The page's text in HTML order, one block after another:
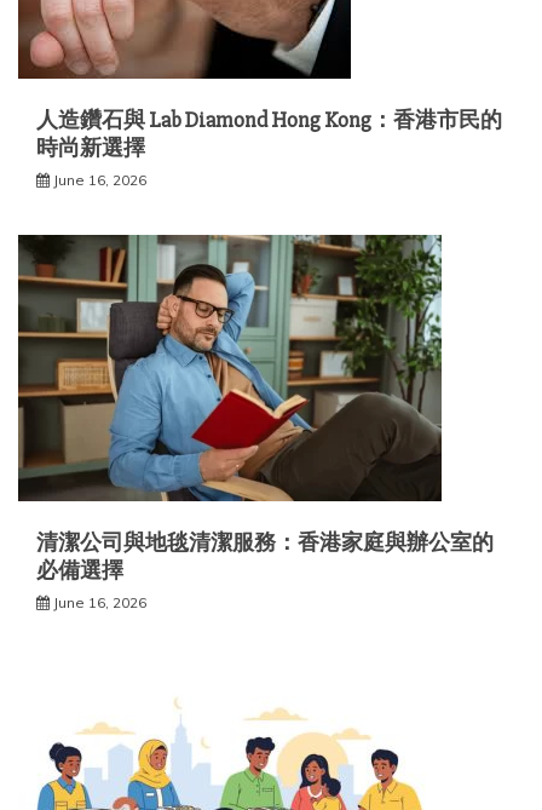
人造鑽石與 Lab Diamond Hong Kong：香港市民的
時尚新選擇
June 16, 2026
清潔公司與地毯清潔服務：香港家庭與辦公室的
必備選擇
June 16, 2026